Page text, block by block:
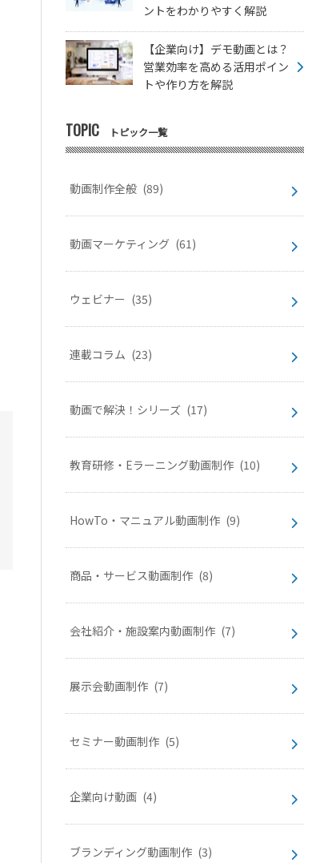
ントをわかりやすく解説
【企業向け】デモ動画とは？
営業効率を高める活用ポイン
トや作り方を解説
TOPIC トピック一覧
動画制作全般 (89)
動画マーケティング (61)
ウェビナー (35)
連載コラム (23)
動画で解決！シリーズ (17)
教育研修・Eラーニング動画制作 (10)
HowTo・マニュアル動画制作 (9)
商品・サービス動画制作 (8)
会社紹介・施設案内動画制作 (7)
展示会動画制作 (7)
セミナー動画制作 (5)
企業向け動画 (4)
ブランディング動画制作 (3)